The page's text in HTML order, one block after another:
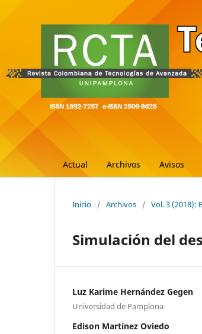
Actual Archivos Avisos
Inicio / Archivos / Vol. 3 (2018):
Simulación del
Luz Karime Hernández Gegen
Universidad de Pamplona
Edison Martínez Oviedo